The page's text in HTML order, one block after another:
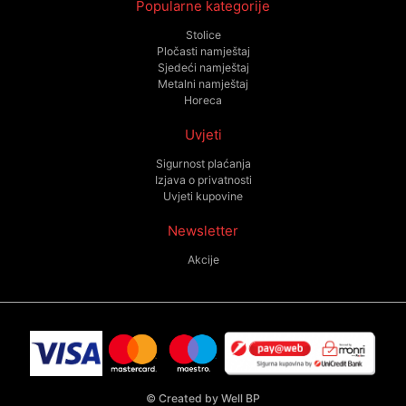
Popularne kategorije
Stolice
Pločasti namještaj
Sjedeći namještaj
Metalni namještaj
Horeca
Uvjeti
Sigurnost plaćanja
Izjava o privatnosti
Uvjeti kupovine
Newsletter
Akcije
© Created by Well BP